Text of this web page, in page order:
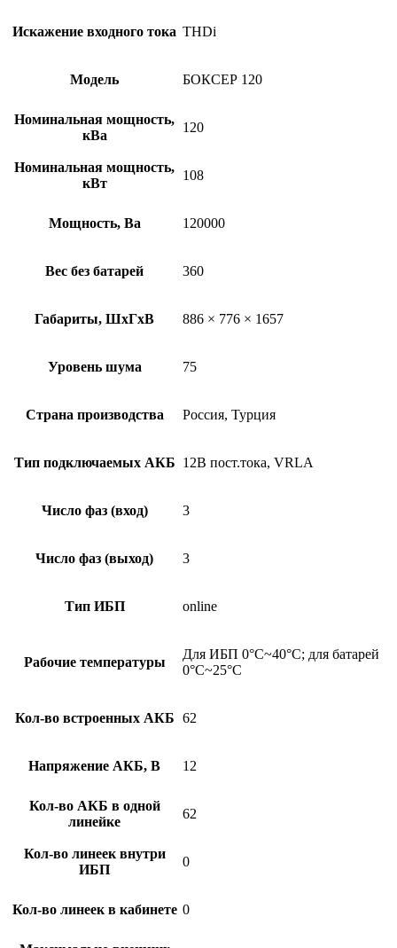
Искажение входного тока THDi
Модель БОКСЕР 120
Номинальная мощность,
кВа
120
Номинальная мощность,
кВт
108
Мощность, Ва 120000
Вес без батарей 360
Габариты, ШхГхВ 886 × 776 × 1657
Уровень шума 75
Страна производства Россия, Турция
Тип подключаемых АКБ 12В пост.тока, VRLA
Число фаз (вход) 3
Число фаз (выход) 3
Тип ИБП online
Рабочие температуры
Для ИБП 0°C~40°C; для батарей
0°C~25°C
Кол-во встроенных АКБ 62
Напряжение АКБ, В 12
Кол-во АКБ в одной
линейке
62
Кол-во линеек внутри
ИБП
0
Кол-во линеек в кабинете 0